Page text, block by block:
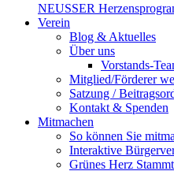
NEUSSER
Verein
Blog & Aktuelles
Über uns
Vorstands-
Mitglied/Förderer
Satzung /
Kontakt & Spenden
Mitmachen
So können Sie
Interaktive
Grünes Herz